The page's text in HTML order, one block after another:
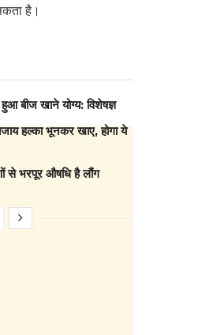
है।
बीज खाने योग्य: विशेषज्ञ
हल्का भूनकर खाए, होगा ये
से भरपूर औषधि है लौंग